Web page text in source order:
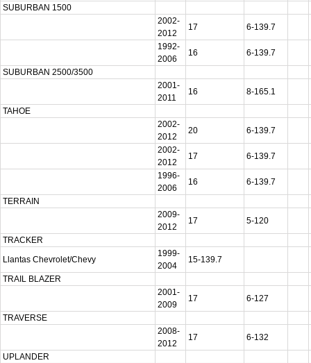
SUBURBAN 1500
2002-
2012
17
6-139.7
1992-
2006
16
6-139.7
SUBURBAN 2500/3500
2001-
2011
16
8-165.1
TAHOE
2002-
2012
20
6-139.7
2002-
2012
17
6-139.7
1996-
2006
16
6-139.7
TERRAIN
2009-
2012
17
5-120
TRACKER
Llantas Chevrolet/Chevy
1999-
2004
15-139.7
TRAIL BLAZER
2001-
2009
17
6-127
TRAVERSE
2008-
2012
17
6-132
UPLANDER